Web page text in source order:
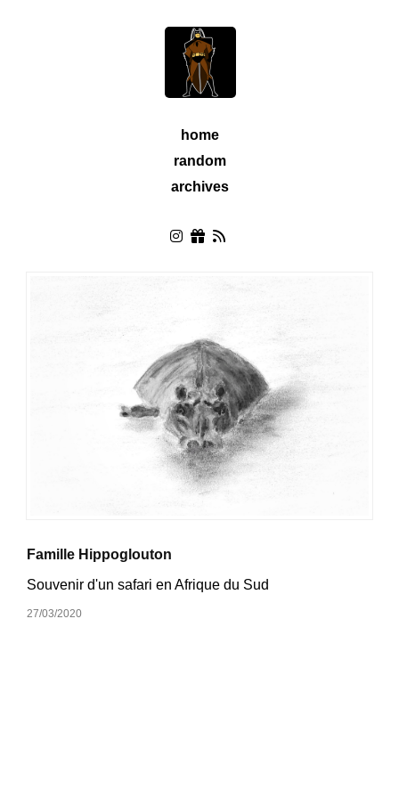
home
random
archives
Famille Hippoglouton
Souvenir d'un safari en Afrique du Sud
27/03/2020